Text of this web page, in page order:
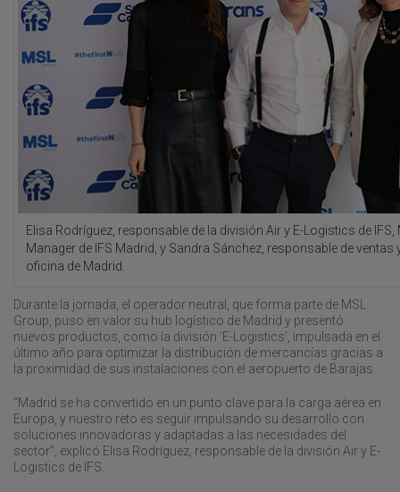
Elisa Rodríguez, responsable de la división Air y E-Logistics de
Manager de IFS Madrid, y Sandra Sánchez, responsable de ventas
oficina de Madrid.
Durante la jornada, el operador neutral, que forma parte de MSL
Group, puso en valor su hub logístico de Madrid y presentó
nuevos productos, como la división ‘E-Logistics’, impulsada en el
último año para optimizar la distribución de mercancías gracias a
la proximidad de sus instalaciones con el aeropuerto de Barajas.
“Madrid se ha convertido en un punto clave para la carga aérea en
Europa, y nuestro reto es seguir impulsando su desarrollo con
soluciones innovadoras y adaptadas a las necesidades del
sector”, explicó Elisa Rodríguez, responsable de la división Air y E-
Logistics de IFS.